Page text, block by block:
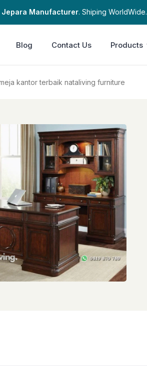
Manufacturer. Shiping WorldWide.
Blog Contact Us Products
kantor terbaik nataliving furniture